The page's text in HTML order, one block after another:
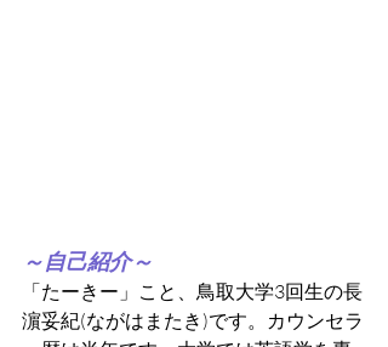
～自己紹介～
「たーきー」こと、鳥取大学3回生の長
濵妥紀(ながはまたき)です。カウンセラ